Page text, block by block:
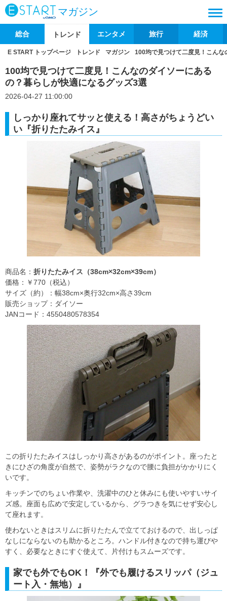
マガジン
総合 トレンド エンタメ 旅行 経済
E START トップページ トレンド マガジン 100均で見つけて二度見！こん
100均で見つけて二度見！こんなのダイソーにある
の？暮らしが快適になるグッズ3選
2026-04-27 11:00:00
しっかり座れてサッと使える！高さがちょうどい
い『折りたたみイス』
商品名： 折りたたみイス（38cm×32cm×39cm）
価格：￥770（税込）
サイズ（約）：幅38cm×奥行32cm×高さ39cm
販売ショップ：ダイソー
JANコード：4550480578354
この折りたたみイスはしっかり高さがあるのがポイント。座ったと
きにひざの角度が自然で、姿勢がラクなので腰に負担がかかりにく
いです。
キッチンでのちょい作業や、洗濯中のひと休みにも使いやすいサイ
ズ感。座面も広めで安定しているから、グラつきを気にせず安心し
て座れます。
使わないときはスリムに折りたたんで立てておけるので、出しっぱ
なしにならないのも助かるところ。ハンドル付きなので持ち運びや
すく、必要なときにすぐ使えて、片付けもスムーズです。
家でも外でもOK！『外でも履けるスリッパ（ジュ
ート入・無地）』